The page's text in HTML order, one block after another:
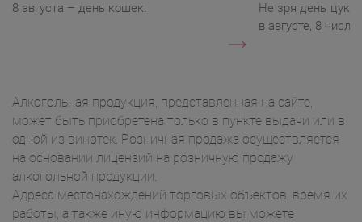
8 августа – день кошек.
Не зря день
в августе, 8 числа.
Алкогольная продукция, представленная на сайте,
может быть приобретена только в пункте выдачи или в
одной из винотек. Розничная продажа осуществляется
на основании лицензий на розничную продажу
алкогольной продукции.
Адреса местонахождений торговых объектов, время их
работы, а также иную информацию вы можете